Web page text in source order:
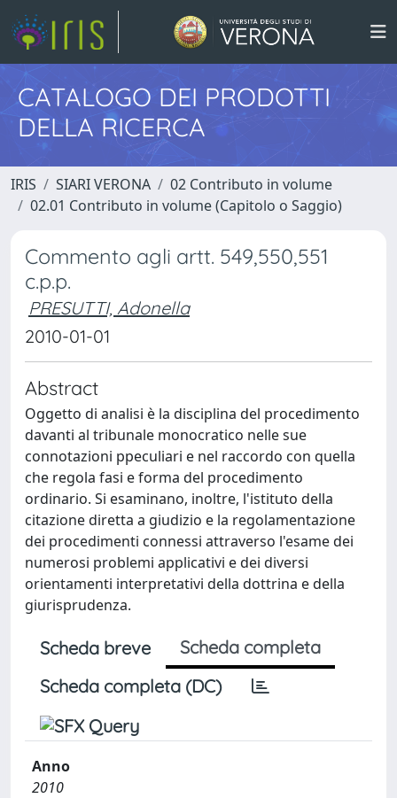
CATALOGO DEI PRODOTTI
DELLA RICERCA
IRIS SIARI VERONA
02 Contributo in volume
02.01 Contributo in volume (Capitolo o Saggio)
Commento agli artt. 549,550,551
c.p.p.
PRESUTTI, Adonella
2010-01-01
Abstract
Oggetto di analisi è la disciplina del procedimento
davanti al tribunale monocratico nelle sue
connotazioni ppeculiari e nel raccordo con quella
che regola fasi e forma del procedimento
ordinario. Si esaminano, inoltre, l'istituto della
citazione diretta a giudizio e la regolamentazione
dei procedimenti connessi attraverso l'esame dei
numerosi problemi applicativi e dei diversi
orientamenti interpretativi della dottrina e della
giurisprudenza.
Scheda breve
Scheda completa
Scheda completa (DC)
Anno
2010